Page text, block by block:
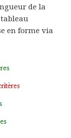
de la
en forme via